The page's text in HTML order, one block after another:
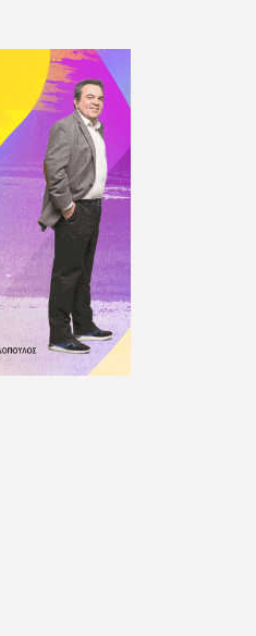
τα
φίλους
παρέα με
σπούδασε, έζησε
ταινίες
είχε
που
του - αν όχι και
στα σύνορα
την οικογένεια
διάφορες φορές
με την
στο
στην
πολλούς (αφού
αν όχι και
και
Σήμερα
Επαίρεται
ποδόσφαιρο
απόλαυσε τους
είναι
βρίσκουν το
από πολλούς
Ελπίζει ότι
γράφει όσο
είτε